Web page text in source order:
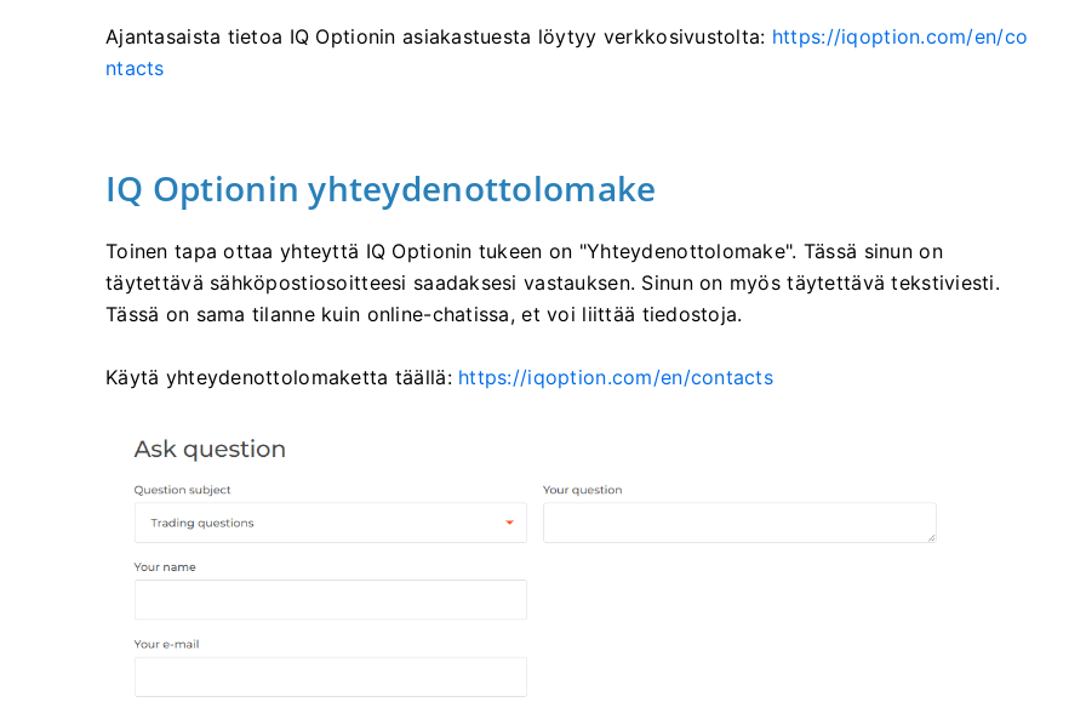
Ajantasaista tietoa IQ Optionin asiakastuesta löytyy verkkosivustolta: https://iqoption.com/en/co
ntacts
IQ Optionin yhteydenottolomake
Toinen tapa ottaa yhteyttä IQ Optionin tukeen on "Yhteydenottolomake". Tässä sinun on
täytettävä sähköpostiosoitteesi saadaksesi vastauksen. Sinun on myös täytettävä tekstiviesti.
Tässä on sama tilanne kuin online-chatissa, et voi liittää tiedostoja.
Käytä yhteydenottolomaketta täällä: https://iqoption.com/en/contacts